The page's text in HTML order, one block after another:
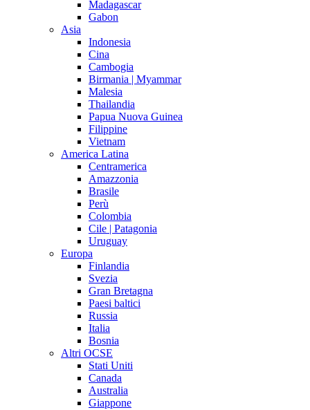
Madagascar
Gabon
Asia
Indonesia
Cina
Cambogia
Birmania | Myammar
Malesia
Thailandia
Papua Nuova Guinea
Filippine
Vietnam
America Latina
Centramerica
Amazzonia
Brasile
Perù
Colombia
Cile | Patagonia
Uruguay
Europa
Finlandia
Svezia
Gran Bretagna
Paesi baltici
Russia
Italia
Bosnia
Altri OCSE
Stati Uniti
Canada
Australia
Giappone